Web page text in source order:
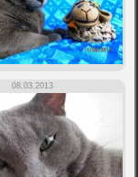
08.03.2013